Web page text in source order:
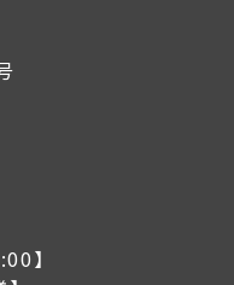
】